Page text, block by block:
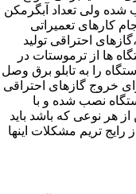
شده ولی تعداد آبگرمکن
کارهای تعمیراتی
احتراقی تولید
ها از ترموستات در
را به تابلو برق وصل
خروج گازهای احتراقی
نصب شده و با
هر نوعی که باشد باید
رایج تریم مشکلات اینها